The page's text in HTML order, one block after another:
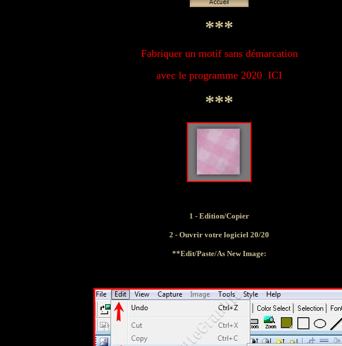
***
Fabriquer un motif sans démarcation
avec le programme 2020 ICI
***
1 - Edition/Copier
2 - Ouvrir votre logiciel 20/20
**Edit/Paste/As New Image: